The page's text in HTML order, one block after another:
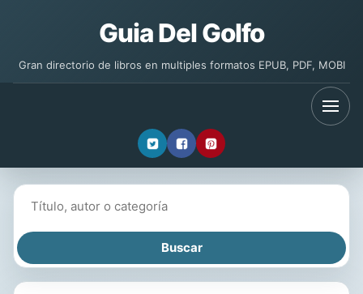
Guia Del Golfo
Gran directorio de libros en multiples formatos EPUB, PDF, MOBI